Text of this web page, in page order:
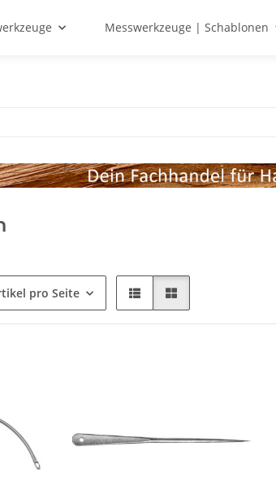
Messwerkzeuge | Schablonen
pro Seite